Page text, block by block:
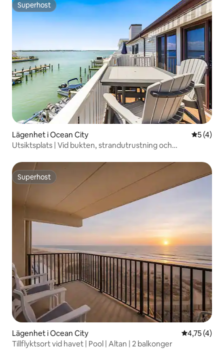
Superhost
Superhost
Lägenhet i Ocean City 5 av 5 i
5 (4)
Utsiktsplats | Vid bukten, strandutrustning och
Superhost
Superhost
Lägenhet i Ocean City 4,75 av 5 i
4,75 (4)
Tillflyktsort vid havet | Pool | Altan | 2 balkonger